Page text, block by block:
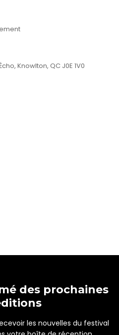
Knowlton, QC J0E 1V0
des prochaines
les nouvelles du festival